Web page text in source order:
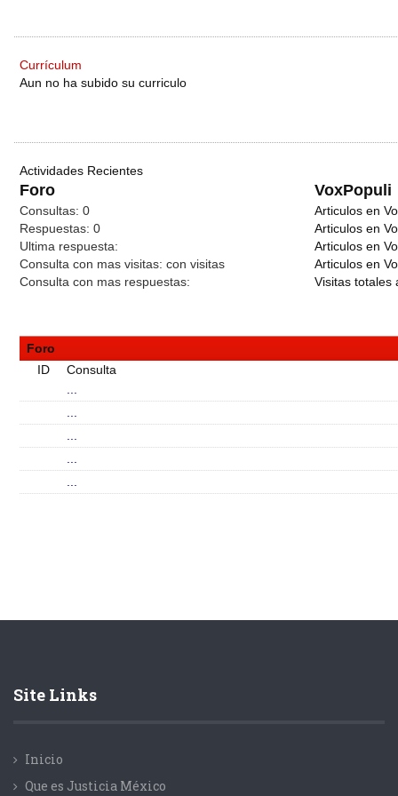
Currículum
Aun no ha subido su curriculo
Actividades Recientes
Foro VoxPopuli
Consultas: 0
Respuestas: 0
Ultima respuesta:
Consulta con mas visitas: con visitas
Consulta con mas respuestas:
Articulos en
Articulos en
Articulos en
Articulos en
Visitas totales
Foro
ID
Consulta
Site Links
Inicio
Que es Justicia México